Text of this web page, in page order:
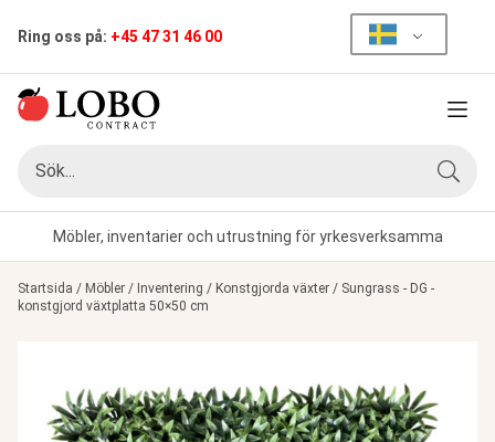
Ring oss på: +45 47 31 46 00
Meny
Sök
Möbler, inventarier och utrustning för yrkesverksamma
Startsida / Möbler / Inventering / Konstgjorda växter / Sungrass - DG -
konstgjord växtplatta 50×50 cm